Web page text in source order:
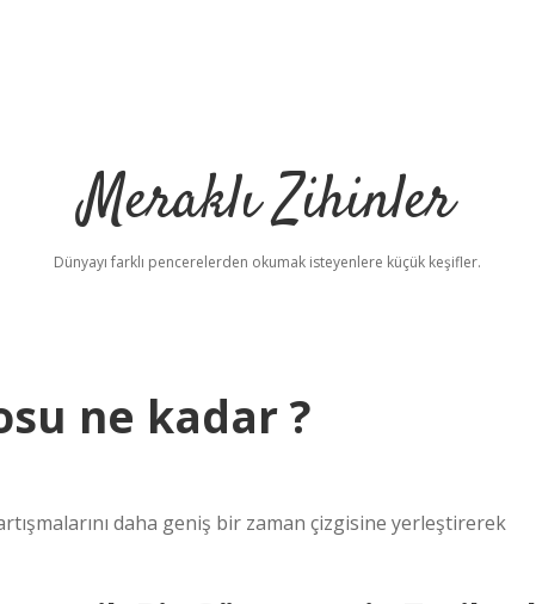
Meraklı Zihinler
Dünyayı farklı pencerelerden okumak isteyenlere küçük keşifler.
ne kadar ?
daha geniş bir zaman çizgisine yerleştirerek